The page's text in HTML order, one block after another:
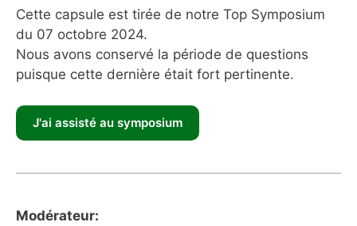
Cette capsule est tirée de notre Top Symposium
du 07 octobre 2024.
Nous avons conservé la période de questions
puisque cette dernière était fort pertinente.
Modérateur: